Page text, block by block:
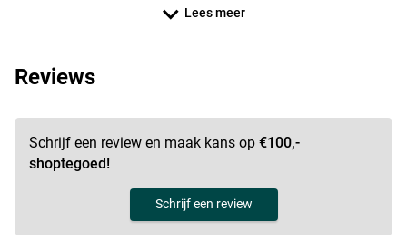
stangriemen, twee zijopeningen, 16mm voorgevormde zwart
Lees meer
Reviews
Schrijf een review en maak kans op €100,-
shoptegoed!
Schrijf een review